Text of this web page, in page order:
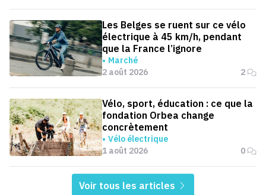
Les Belges se ruent sur ce vélo
électrique à 45 km/h, pendant
que la France l’ignore
Marché
2 août 2026
2
Vélo, sport, éducation : ce que la
fondation Orbea change
concrètement
Vélo électrique
1 août 2026
0
Voir tous les articles